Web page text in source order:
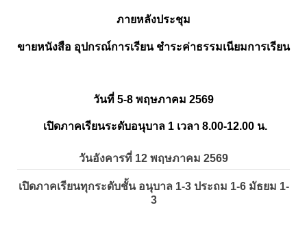
ภายหลังประชุม
ขายหนังสือ อุปกรณ์การเรียน ชำระค่าธรรมเนียมการเรียน
วันที่ 5-8 พฤษภาคม 2569
เปิดภาคเรียนระดับอนุบาล 1 เวลา 8.00-12.00 น.
วันอังคารที่ 12 พฤษภาคม 2569
เปิดภาคเรียนทุกระดับชั้น อนุบาล 1-3 ประถม 1-6 มัธยม 1-
3